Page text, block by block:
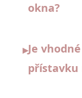
okna?
▸Je
přístavku